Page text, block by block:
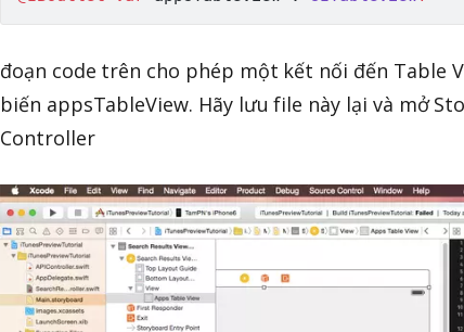
đoạn code trên cho phép một kết nối đến Table
biến appsTableView. Hãy lưu file này lại và mở
Controller